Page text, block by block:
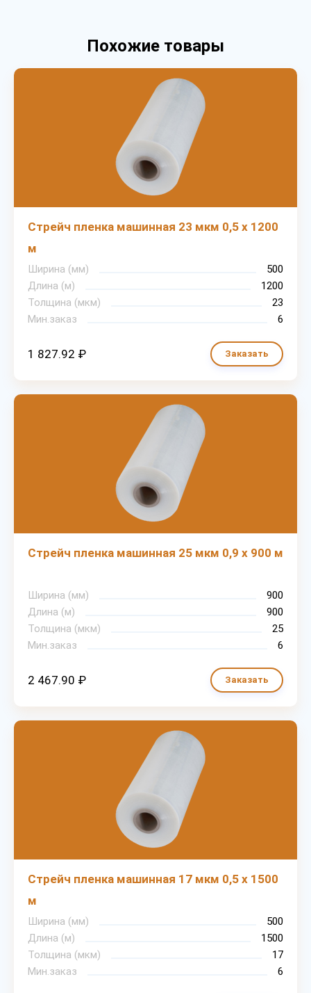
Похожие товары
Стрейч пленка машинная 23 мкм 0,5 х 1200
м
Ширина (мм)
500
Длина (м)
1200
Толщина (мкм)
23
Мин.заказ
6
1 827.92 ₽ Заказать
Стрейч пленка машинная 25 мкм 0,9 х 900 м
Ширина (мм)
900
Длина (м)
900
Толщина (мкм)
25
Мин.заказ
6
2 467.90 ₽ Заказать
Стрейч пленка машинная 17 мкм 0,5 х 1500
м
Ширина (мм)
500
Длина (м)
1500
Толщина (мкм)
17
Мин.заказ
6